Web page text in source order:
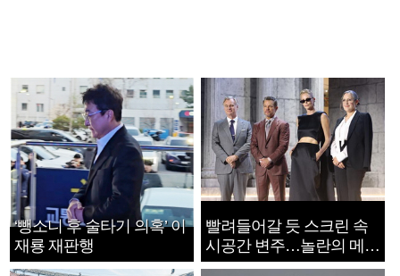
‘뺑소니 후 술타기 의혹’ 이
재룡 재판행
빨려들어갈 듯 스크린 속
시공간 변주…놀란의 메시
지는 ‘전쟁 속죄’